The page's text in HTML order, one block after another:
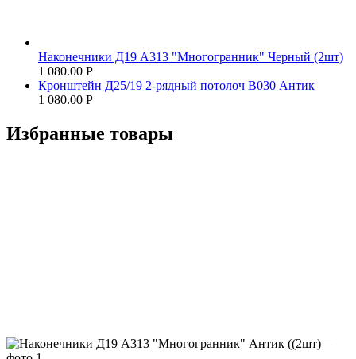
Наконечники Д19 А313 "Многогранник" Черный (2шт)
1 080.00 Р
Кронштейн Д25/19 2-рядный потолоч В030 Антик
1 080.00 Р
Избранные товары